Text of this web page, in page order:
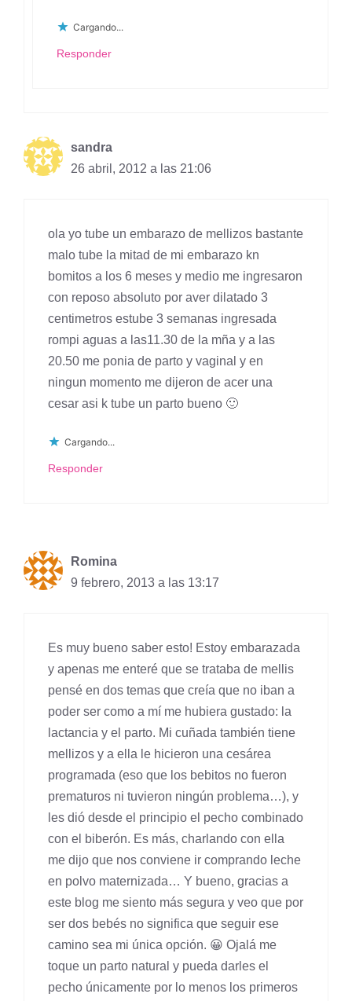
Cargando...
Responder
sandra
26 abril, 2012 a las 21:06
ola yo tube un embarazo de mellizos bastante
malo tube la mitad de mi embarazo kn
bomitos a los 6 meses y medio me ingresaron
con reposo absoluto por aver dilatado 3
centimetros estube 3 semanas ingresada
rompi aguas a las11.30 de la mña y a las
20.50 me ponia de parto y vaginal y en
ningun momento me dijeron de acer una
cesar asi k tube un parto bueno 🙂
Cargando...
Responder
Romina
9 febrero, 2013 a las 13:17
Es muy bueno saber esto! Estoy embarazada
y apenas me enteré que se trataba de mellis
pensé en dos temas que creía que no iban a
poder ser como a mí me hubiera gustado: la
lactancia y el parto. Mi cuñada también tiene
mellizos y a ella le hicieron una cesárea
programada (eso que los bebitos no fueron
prematuros ni tuvieron ningún problema…), y
les dió desde el principio el pecho combinado
con el biberón. Es más, charlando con ella
me dijo que nos conviene ir comprando leche
en polvo maternizada… Y bueno, gracias a
este blog me siento más segura y veo que por
ser dos bebés no significa que seguir ese
camino sea mi única opción. 😀 Ojalá me
toque un parto natural y pueda darles el
pecho únicamente por lo menos los primeros